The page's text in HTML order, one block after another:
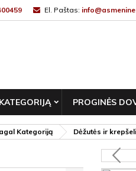
El. Paštas:
PROGINĖS
Kategoriją Dėžutės ir